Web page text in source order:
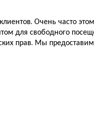
Очень часто
для свободного
прав. Мы